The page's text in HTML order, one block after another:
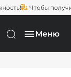
Чтобы получить
Меню